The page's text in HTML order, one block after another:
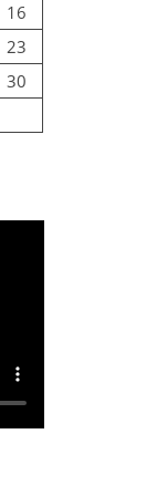
16
23
30